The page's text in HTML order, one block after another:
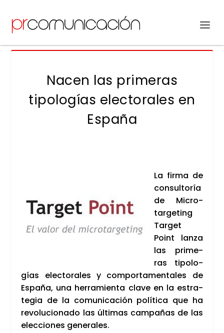
Nacen las primeras
tipologías electorales en
España
La fir­ma de
con­sul­to­ría
de Micro­
tar­ge­ting
Tar­get
Point lan­za
las pri­me­
ras tipo­lo­
gías elec­to­ra­les y com­por­ta­men­ta­les de
Espa­ña, una herra­mien­ta cla­ve en la estra­
te­gia de la comu­ni­ca­ción polí­ti­ca que ha
revo­lu­cio­na­do las últi­mas cam­pa­ñas de las
elec­cio­nes gene­ra­les.